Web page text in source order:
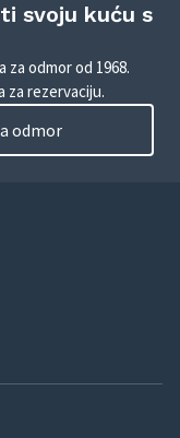
svoju kuću s
za odmor od 1968.
za rezervaciju.
odmor